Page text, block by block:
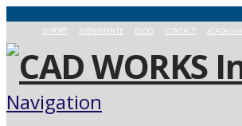
SUPORT EVENIMENTE BLOG CONTACT aCADemia
Navigation